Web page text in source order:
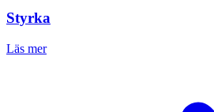
Styrka
Läs mer